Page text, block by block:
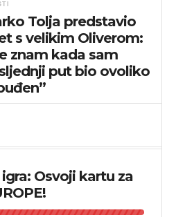
Tolja predstavio
s velikim Oliverom:
znam kada sam
put bio ovoliko
Osvoji kartu za